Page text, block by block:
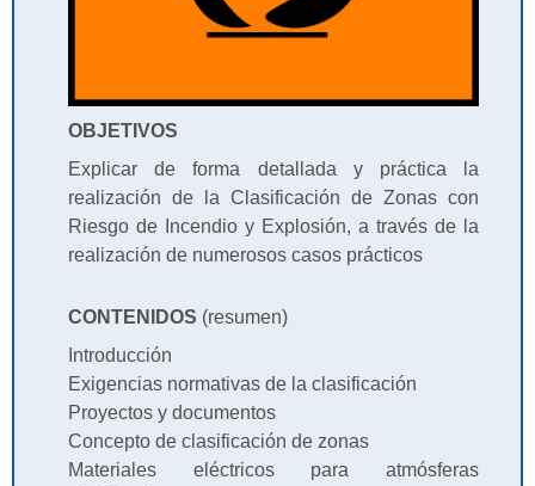
OBJETIVOS
Explicar de forma detallada y práctica la
realización de la Clasificación de Zonas con
Riesgo de Incendio y Explosión, a través de la
realización de numerosos casos prácticos
CONTENIDOS (resumen)
Introducción
Exigencias normativas de la clasificación
Proyectos y documentos
Concepto de clasificación de zonas
Materiales eléctricos para atmósferas